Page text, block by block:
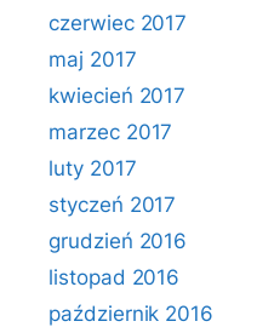
czerwiec 2017
maj 2017
kwiecień 2017
marzec 2017
luty 2017
styczeń 2017
grudzień 2016
listopad 2016
październik 2016